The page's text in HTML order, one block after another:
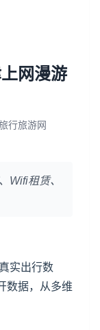
网漫游
行旅游网
Wifi租赁、
实出行数
数据，从多维